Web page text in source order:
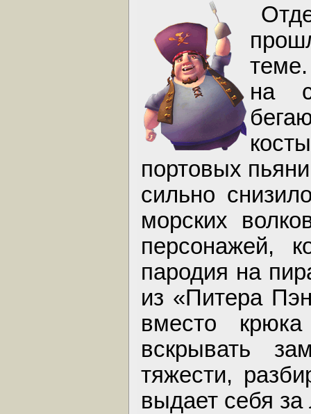
на
портовых
сильно
морских
персонажей,
пародия на
из «Питера
вместо
вскрывать
тяжести,
выдает себя за